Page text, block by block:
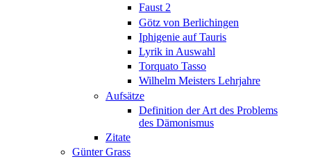
Faust 2
Götz von Berlichingen
Iphigenie auf Tauris
Lyrik in Auswahl
Torquato Tasso
Wilhelm Meisters Lehrjahre
Aufsätze
Definition der Art des Problems
des Dämonismus
Zitate
Günter Grass